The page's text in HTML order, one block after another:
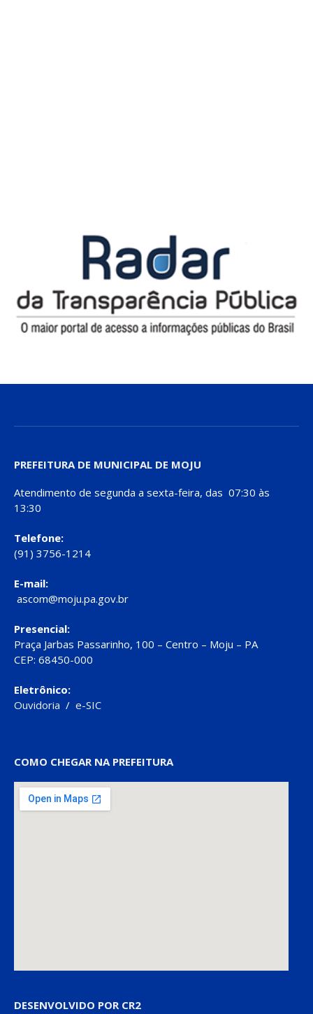
PREFEITURA DE MUNICIPAL DE MOJU
Atendimento de segunda a sexta-feira, das 07:30 às
13:30
Telefone:
(91) 3756-1214
E-mail:
ascom@moju.pa.gov.br
Presencial:
Praça Jarbas Passarinho, 100 – Centro – Moju – PA
CEP: 68450-000
Eletrônico:
Ouvidoria / e-SIC
COMO CHEGAR NA PREFEITURA
DESENVOLVIDO POR CR2